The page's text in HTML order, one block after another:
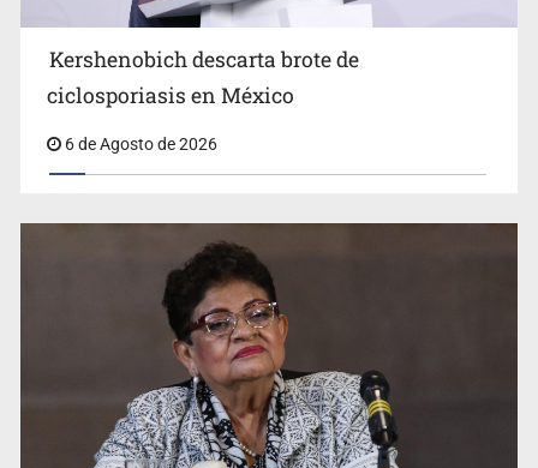
Jalisco mantiene la búsqueda de 21 adolescentes
desaparecidos durante julio
Kershenobich descarta brote de
ciclosporiasis en México
6 de Agosto de 2026